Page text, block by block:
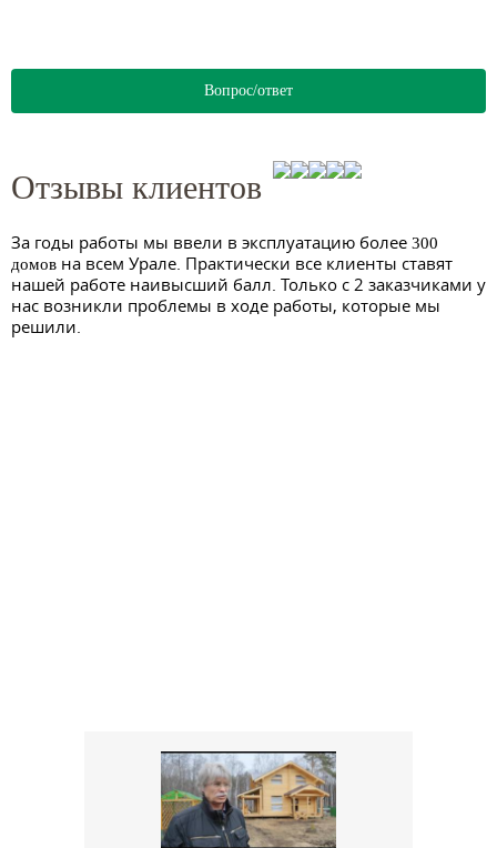
Вопрос/ответ
Отзывы клиентов
За годы работы мы ввели в эксплуатацию более 300
домов на всем Урале. Практически все клиенты ставят
нашей работе наивысший балл. Только с 2 заказчиками у
нас возникли проблемы в ходе работы, которые мы
решили.